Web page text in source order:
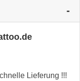
Lieferung !!!